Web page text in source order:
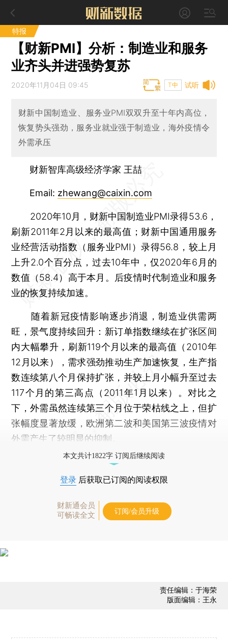
特报
【财新PMI】分析：制造业和服务
业齐头并进强势复苏
试听
2020年11月04日 09:45 T中
财新中国制造业、服务业PMI双双升至十年内高位，
恢复势头强劲，服务业就业强于制造业，海外疫情令
外需承压
财新智库高级经济学家 王喆
Email: zhewang@caixin.com
2020年10月，财新中国制造业PMI录得53.6，
刷新2011年2月以来的最高值；财新中国通用服务
业经营活动指数（服务业PMI）录得56.8，较上月
上升2.0个百分点，过去10年中，仅2020年6月的
数值（58.4）高于本月。后疫情时代制造业和服务
业的恢复持续加速。
随着新冠疫情影响逐步消退，制造业供需两
旺，景气度持续回升：新订单指数继续在扩张区间
内大幅攀升，刷新119个月以来的最高值（2010年
12月以来），需求强劲推动生产加速恢复，生产指
数连续第八个月保持扩张，并较上月小幅升至过去
117个月的第三高点（2011年1月以来）。对比之
下，外需虽然连续第三个月位于荣枯线之上，但扩
张幅度显著放缓，欧洲第二波和美国第三波疫情对
外需产生了较明显的抑制。
本文共计1822字 订阅后继续阅读
登录 后获取已订阅的阅读权限
财新通会员
可畅读全文
订阅/会员升级
责任编辑：于海荣
版面编辑：王永